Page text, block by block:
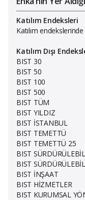
Katılım Endeksleri
Katılım
Katılım Dışı
BIST 30
BIST 50
BIST 100
BIST 500
BIST TÜM
BIST YILDIZ
BIST İSTANBUL
BIST TEMETTÜ
BIST TEMETTÜ 25
BIST
BIST
BIST İNŞAAT
BIST HİZMETLER
BIST KURUMSAL